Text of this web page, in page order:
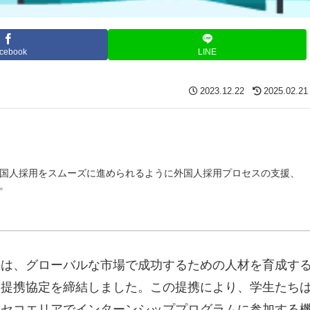
LINE
2023.12.22 2025.02.21
人採用をスムーズに進められるように外国人採用プロセスの支援、
、グローバルな市場で成功するための人材を育成す
携協定を締結しました。この提携により、学生たち